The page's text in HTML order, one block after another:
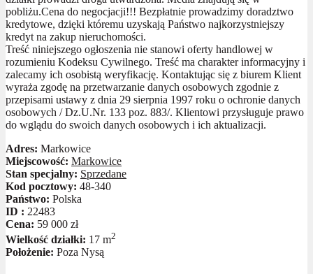
pobliżu.Cena do negocjacji!!! Bezpłatnie prowadzimy doradztwo
kredytowe, dzięki któremu uzyskają Państwo najkorzystniejszy
kredyt na zakup nieruchomości.
Treść niniejszego ogłoszenia nie stanowi oferty handlowej w
rozumieniu Kodeksu Cywilnego. Treść ma charakter informacyjny i
zalecamy ich osobistą weryfikację. Kontaktując się z biurem Klient
wyraża zgodę na przetwarzanie danych osobowych zgodnie z
przepisami ustawy z dnia 29 sierpnia 1997 roku o ochronie danych
osobowych / Dz.U.Nr. 133 poz. 883/. Klientowi przysługuje prawo
do wglądu do swoich danych osobowych i ich aktualizacji.
Adres: Markowice
Miejscowość: Markowice
Stan specjalny: Sprzedane
Kod pocztowy: 48-340
Państwo: Polska
ID : 22483
Cena: 59 000 zł
Wielkość działki: 17 m2
Położenie: Poza Nysą